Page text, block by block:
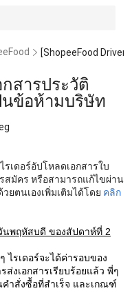
กสารประวัติ
ข้อห้ามบริษัท
รเดอร์อัปโหลดเอกสารใบ
สมัคร หรือสามารถแก้ไขผ่าน
ตนเองเพิ่มเติมได้โดย คลิก
นพฤหัสบดี ของสัปดาห์ที่ 2
ไรเดอร์จะได้ค่ารอบของ
ส่งเอกสารเรียบร้อยแล้ว พี่ๆ
คำสั่งซื้อที่สำเร็จ และเกณฑ์